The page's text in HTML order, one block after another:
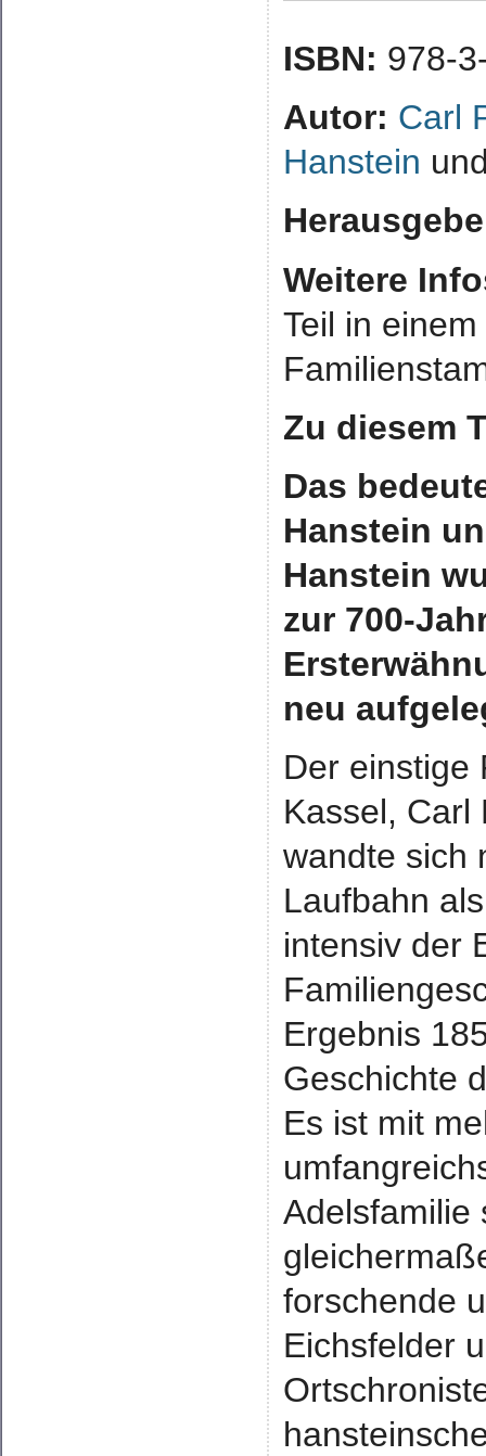
ISBN: 978-
Autor: Carl
Hanstein
Weitere
Teil in
Zu diesem
Das
Hanstein
Hanstein
zur 700-
neu
Der einstige
Kassel, Carl
wandte sich
Laufbahn
intensiv der
Ergebnis
Geschichte
Es ist mit
Adelsfamilie
forschende
Eichsfelder